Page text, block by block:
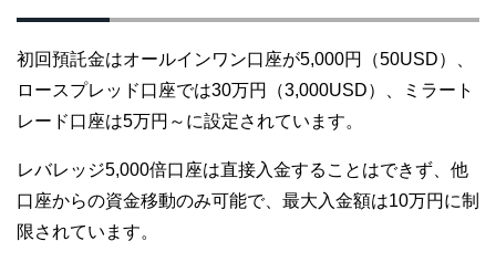
初回預託金はオールインワン口座が5,000円（50USD）、
ロースプレッド口座では30万円（3,000USD）、ミラート
レード口座は5万円～に設定されています。
レバレッジ5,000倍口座は直接入金することはできず、他
口座からの資金移動のみ可能で、最大入金額は10万円に制
限されています。